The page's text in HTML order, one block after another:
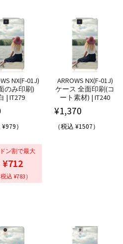
NX(F-01J)
のみ印刷)
| IT279
¥979）
ン割で最大
¥712
税込 ¥783）
ARROWS NX(F-01J)
ケース 全面印刷(コ
ート素材) | IT240
¥1,370
（税込 ¥1507）